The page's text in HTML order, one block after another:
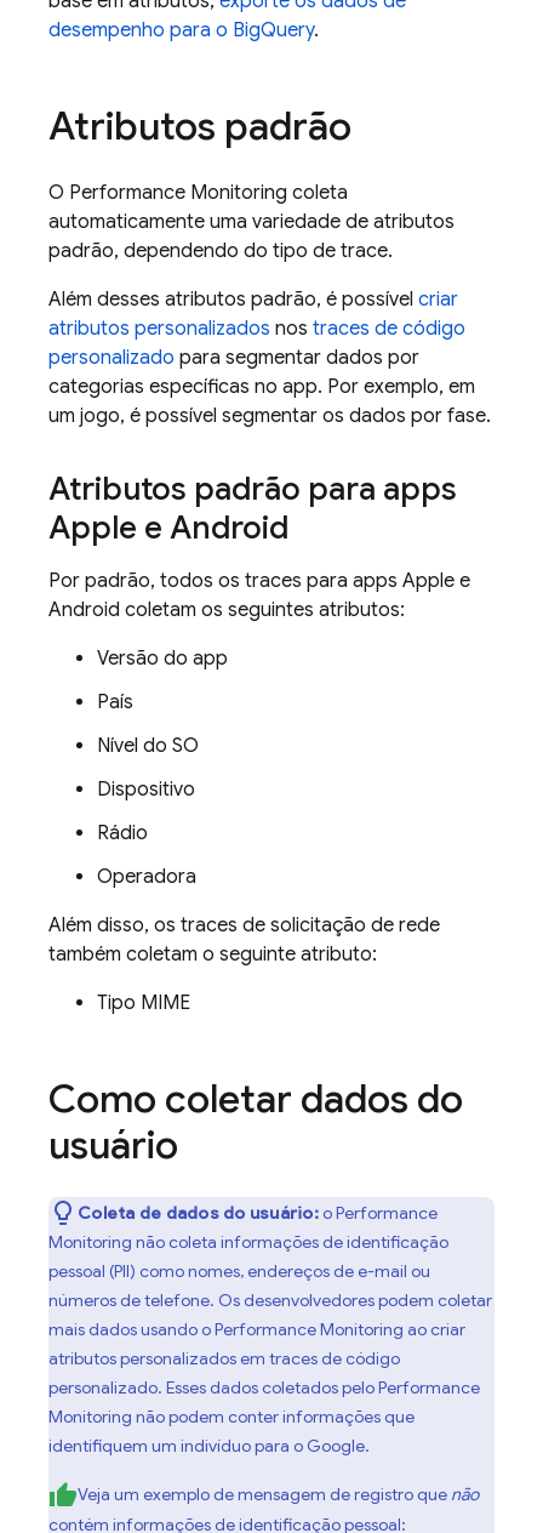
desempenho para o BigQuery.
Atributos padrão
O Performance Monitoring coleta
automaticamente uma variedade de atributos
padrão, dependendo do tipo de trace.
Além desses atributos padrão, é possível criar
atributos personalizados nos traces de código
personalizado para segmentar dados por
categorias específicas no app. Por exemplo, em
um jogo, é possível segmentar os dados por fase.
Atributos padrão para apps
Apple e Android
Por padrão, todos os traces para apps Apple e
Android coletam os seguintes atributos:
Versão do app
País
Nível do SO
Dispositivo
Rádio
Operadora
Além disso, os traces de solicitação de rede
também coletam o seguinte atributo:
Tipo MIME
Como coletar dados do
usuário
Coleta de dados do usuário:oPerformance
Monitoring não coleta informações de identificação
pessoal (PII) como nomes, endereços de e-mail ou
números de telefone. Os desenvolvedores podem coletar
mais dados usando oPerformance Monitoring ao criar
atributos personalizados em traces de código
personalizado. Esses dados coletados peloPerformance
Monitoring não podem conter informações que
identifiquem um indivíduo para o Google.
Veja um exemplo de mensagem de registro que não
contém informações de identificação pessoal: